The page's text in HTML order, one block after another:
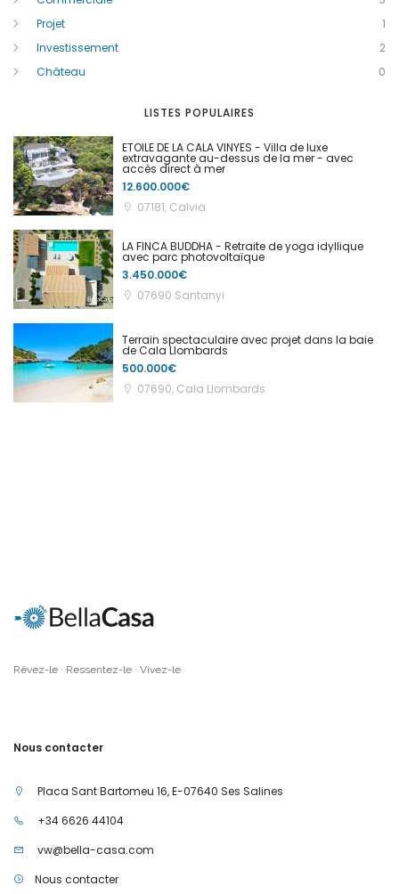
Projet
1
Investissement
2
Château
0
LISTES POPULAIRES
ETOILE DE LA CALA VINYES - Villa de luxe
extravagante au-dessus de la mer - avec
accès direct à mer
12.600.000€
07181, Calvia
LA FINCA BUDDHA - Retraite de yoga idyllique
avec parc photovoltaïque
3.450.000€
07690 Santanyi
Terrain spectaculaire avec projet dans la baie
de Cala Llombards
500.000€
07690, Cala Llombards
Rêvez-le · Ressentez-le · Vivez-le
Nous contacter
Placa Sant Bartomeu 16, E-07640 Ses Salines
+34 6626 44104
vw@bella-casa.com
Nous contacter